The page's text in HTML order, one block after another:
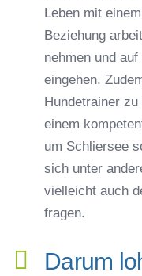
Leben mit
Beziehung
nehmen und
eingehen.
Hundetrainer
einem
um Schliersee
sich unter
vielleicht auch
fragen.
Darum